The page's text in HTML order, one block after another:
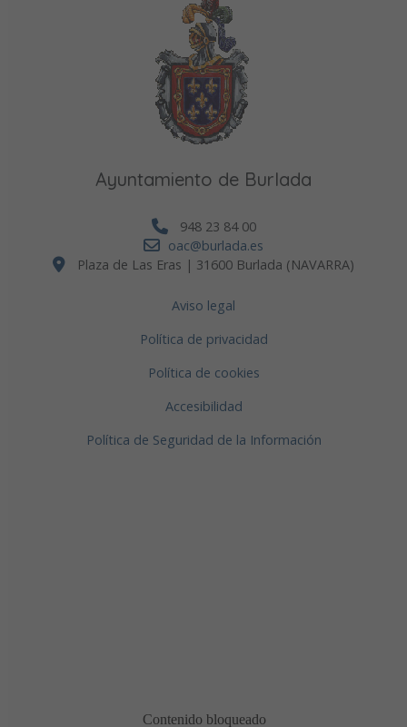
Ayuntamiento de Burlada
948 23 84 00
oac@burlada.es
Plaza de Las Eras | 31600 Burlada (NAVARRA)
Aviso legal
Política de privacidad
Política de cookies
Accesibilidad
Política de Seguridad de la Información